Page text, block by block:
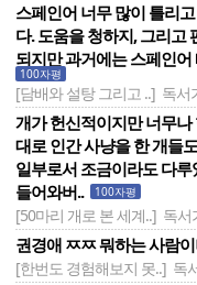
스페인어 너무 많이 틀리
다. 도움을 청하지, 그리고
되지만 과거에는 스페인
100자평
[담배와 설탕 그리고 ..] 독서
개가 헌신적이지만 너무
대로 인간 사냥을 한 개들
일부로서 조금이라도 다
들어와버..
100자평
[50마리 개로 본 세계..] 독
권경애 ㅉㅉ 뭐하는 사람
[한번도 경험해보지 못..] 독